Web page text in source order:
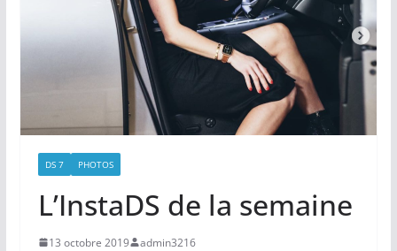
DS 7 PHOTOS
L’InstaDS de la semaine
13 octobre 2019 admin3216